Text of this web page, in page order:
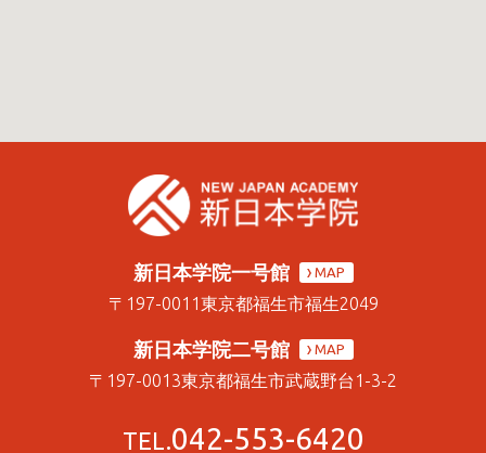
新日本学院一号館 MAP
〒197-0011東京都福生市福生2049
新日本学院二号館 MAP
〒197-0013東京都福生市武蔵野台1-3-2
TEL.042-553-6420